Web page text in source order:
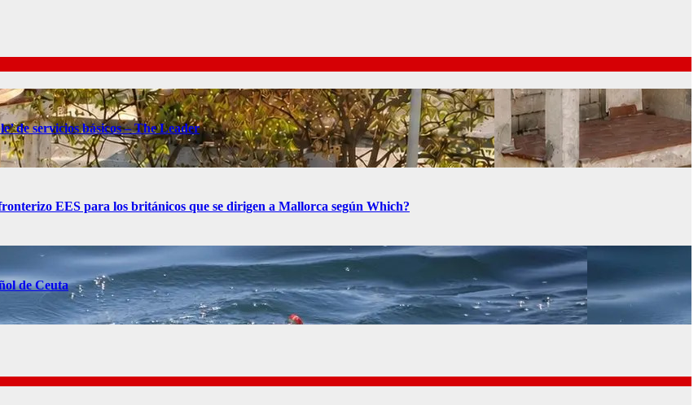
de servicios básicos – The Leader
EES para los británicos que se dirigen a Mallorca según Which?
de Ceuta